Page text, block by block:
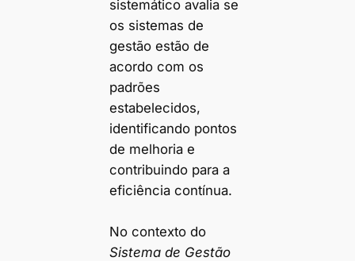
sistemático avalia se
os sistemas de
gestão estão de
acordo com os
padrões
estabelecidos,
identificando pontos
de melhoria e
contribuindo para a
eficiência contínua.
No contexto do
Sistema de Gestão